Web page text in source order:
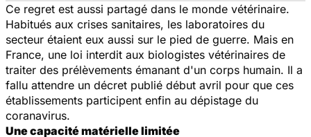
Ce regret est aussi partagé dans le monde vétérinaire.
Habitués aux crises sanitaires, les laboratoires du
secteur étaient eux aussi sur le pied de guerre. Mais en
France, une loi interdit aux biologistes vétérinaires de
traiter des prélèvements émanant d'un corps humain. Il a
fallu attendre un décret publié début avril pour que ces
établissements participent enfin au dépistage du
coranavirus.
Une capacité matérielle limitée